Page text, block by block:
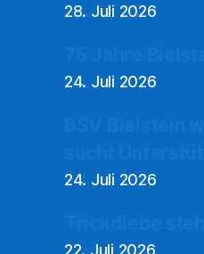
28. Juli 2026
24. Juli 2026
24. Juli 2026
22. Juli 2026